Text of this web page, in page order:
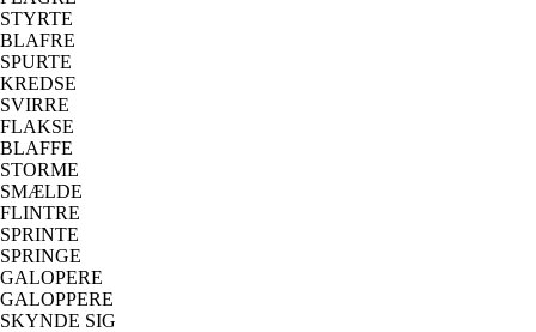
STYRTE
BLAFRE
SPURTE
KREDSE
SVIRRE
FLAKSE
BLAFFE
STORME
SMÆLDE
FLINTRE
SPRINTE
SPRINGE
GALOPERE
GALOPPERE
SKYNDE SIG